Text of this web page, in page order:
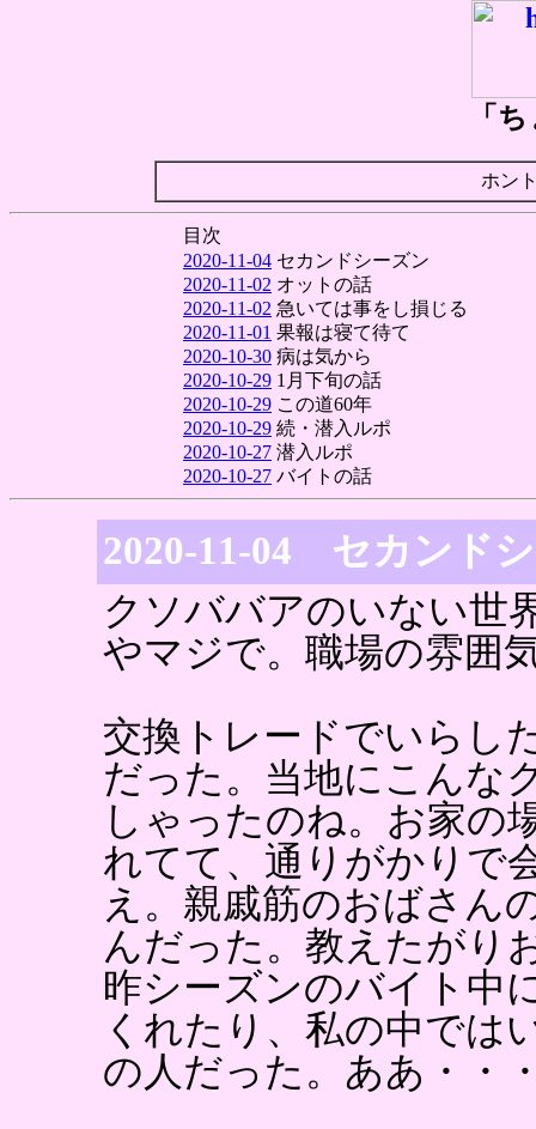
「
ホン
目次
2020-11-04 セカンドシーズン
2020-11-02 オットの話
2020-11-02 急いては事をし損じる
2020-11-01 果報は寝て待て
2020-10-30 病は気から
2020-10-29 1月下旬の話
2020-10-29 この道60年
2020-10-29 続・潜入ルポ
2020-10-27 潜入ルポ
2020-10-27 バイトの話
2020-11-04 セカンド
クソババアのいない世
やマジで。職場の雰囲
交換トレードでいらし
だった。当地にこんな
しゃったのね。お家の
れてて、通りがかりで
え。親戚筋のおばさん
んだった。教えたがり
昨シーズンのバイト中
くれたり、私の中では
の人だった。ああ・・